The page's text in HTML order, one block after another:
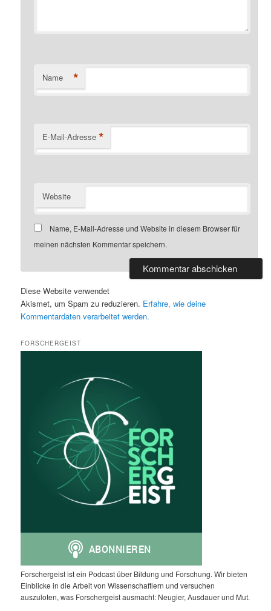
Name *
E-Mail-Adresse *
Website
Name, E-Mail-Adresse und Website in diesem Browser für
meinen nächsten Kommentar speichern.
Diese Website verwendet
Akismet, um Spam zu reduzieren. Erfahre, wie deine
Kommentardaten verarbeitet werden.
FORSCHERGEIST
Forschergeist ist ein Podcast über Bildung und Forschung. Wir bieten
Einblicke in die Arbeit von Wissenschaftlern und versuchen
auszuloten, was Forschergeist ausmacht: Neugier, Ausdauer und Mut.